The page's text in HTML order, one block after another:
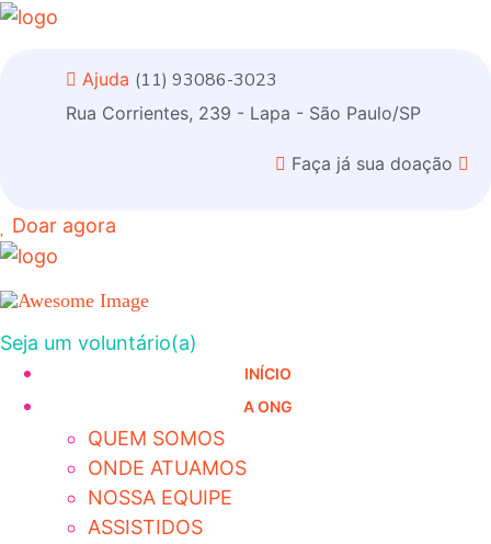
Ajuda (11) 93086-3023
Rua Corrientes, 239 - Lapa - São Paulo/SP
Faça já sua doação
Doar agora
Seja um voluntário(a)
INÍCIO
A ONG
QUEM SOMOS
ONDE ATUAMOS
NOSSA EQUIPE
ASSISTIDOS